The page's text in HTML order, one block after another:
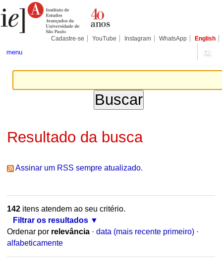
para
conteúdo.
Pessoais
Cadastre-se YouTube Instagram WhatsApp English
menu
Resultado da busca
Assinar um RSS sempre atualizado.
142itens atendem ao seu critério.
Filtrar os resultados
Ordenar por relevância · data (mais recente primeiro) ·
alfabeticamente